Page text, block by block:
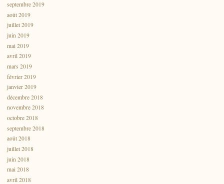
septembre 2019
août 2019
juillet 2019
juin 2019
mai 2019
avril 2019
mars 2019
février 2019
janvier 2019
décembre 2018
novembre 2018
octobre 2018
septembre 2018
août 2018
juillet 2018
juin 2018
mai 2018
avril 2018